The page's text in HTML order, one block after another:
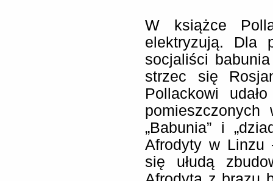
W książce
elektryzują. Dla
socjaliści
strzec się
Pollackowi
„Babunia” i
Afrodyty w Linzu
się ułudą